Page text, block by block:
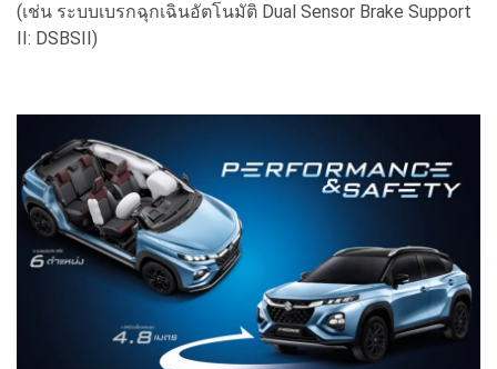
(เช่น ระบบเบรกฉุกเฉินอัตโนมัติ Dual Sensor Brake Support
II: DSBSII)